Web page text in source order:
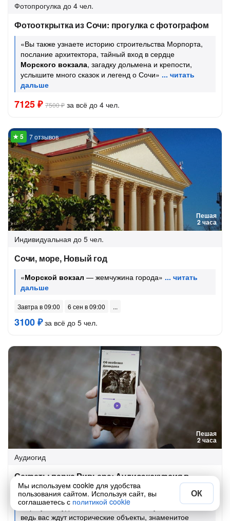
Фотопрогулка до 4 чел.
Фотооткрытка из Сочи: прогулка с фотографом
«Вы также узнаете историю строительства Морпорта,
послание архитектора, тайный вход в сердце
Морского вокзала, загадку дольмена и крепости,
услышите много сказок и легенд о Сочи»
7125 ₽ 7500 ₽ за всё до 4 чел.
Пешая
2 часа
7 отзывов
Индивидуальная до 5 чел.
Сочи, море, Новый год
«Морской вокзал — жемчужина города»
Завтра в 09:00 6 сен в 09:00
3100 ₽за всё до 5 чел.
Пешая
2 часа
Аудиогид
Секреты парка Ривьера: Аудиоэкскурсия в
приложении
«Прогулка будет лёгкой, живописной и увлекательной,
ведь вас ждут исторические объекты, знаменитое
Мы используем cookie для удобства
пользования сайтом. Используя сайт, вы
соглашаетесь с политикой cookie
ОК